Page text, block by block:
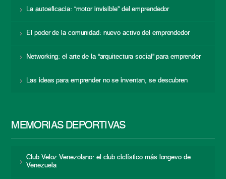
La autoeficacia: “motor invisible” del emprendedor
El poder de la comunidad: nuevo activo del emprendedor
Networking: el arte de la “arquitectura social” para emprender
Las ideas para emprender no se inventan, se descubren
MEMORIAS DEPORTIVAS
Club Veloz Venezolano: el club ciclístico más longevo de
Venezuela